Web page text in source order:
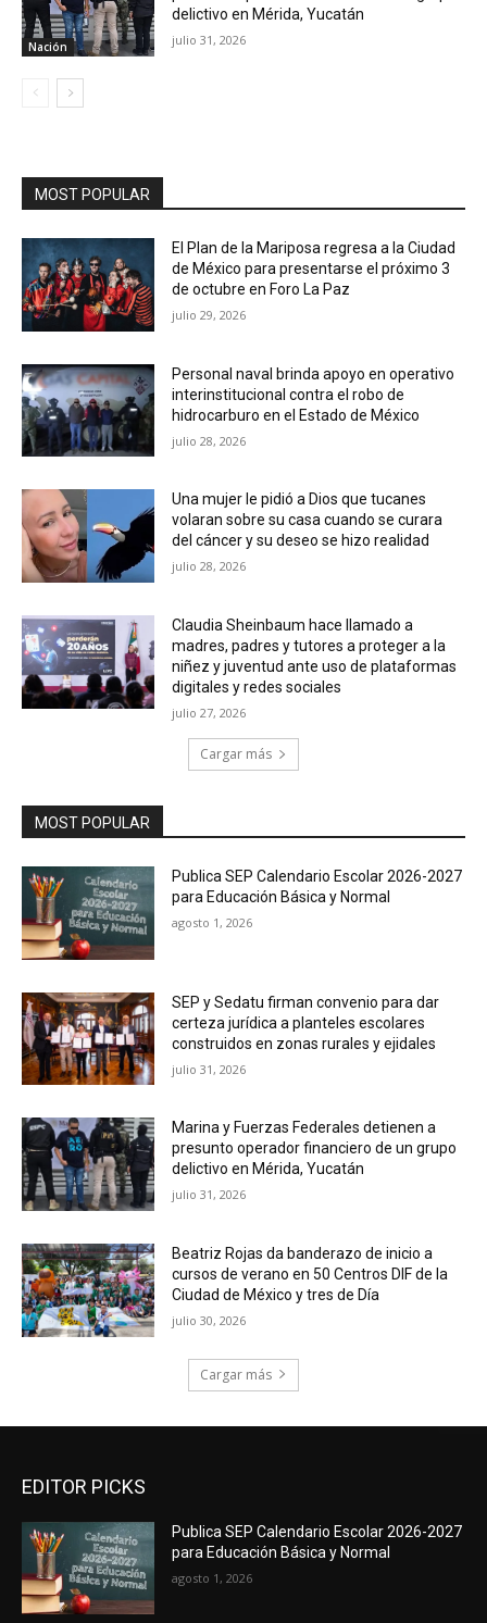
Nación
delictivo en Mérida, Yucatán
julio 31, 2026
MOST POPULAR
El Plan de la Mariposa regresa a la Ciudad
de México para presentarse el próximo 3
de octubre en Foro La Paz
julio 29, 2026
Personal naval brinda apoyo en operativo
interinstitucional contra el robo de
hidrocarburo en el Estado de México
julio 28, 2026
Una mujer le pidió a Dios que tucanes
volaran sobre su casa cuando se curara
del cáncer y su deseo se hizo realidad
julio 28, 2026
Claudia Sheinbaum hace llamado a
madres, padres y tutores a proteger a la
niñez y juventud ante uso de plataformas
digitales y redes sociales
julio 27, 2026
Cargar más
MOST POPULAR
Publica SEP Calendario Escolar 2026-2027
para Educación Básica y Normal
agosto 1, 2026
SEP y Sedatu firman convenio para dar
certeza jurídica a planteles escolares
construidos en zonas rurales y ejidales
julio 31, 2026
Marina y Fuerzas Federales detienen a
presunto operador financiero de un grupo
delictivo en Mérida, Yucatán
julio 31, 2026
Beatriz Rojas da banderazo de inicio a
cursos de verano en 50 Centros DIF de la
Ciudad de México y tres de Día
julio 30, 2026
Cargar más
EDITOR PICKS
Publica SEP Calendario Escolar 2026-2027
para Educación Básica y Normal
agosto 1, 2026